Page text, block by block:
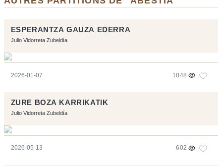
ESPERANTZA GAUZA EDERRA
Julio Vidorreta Zubeldía
2026-01-07 1048
ZURE BOZA KARRIKATIK
Julio Vidorreta Zubeldía
2026-05-13 602